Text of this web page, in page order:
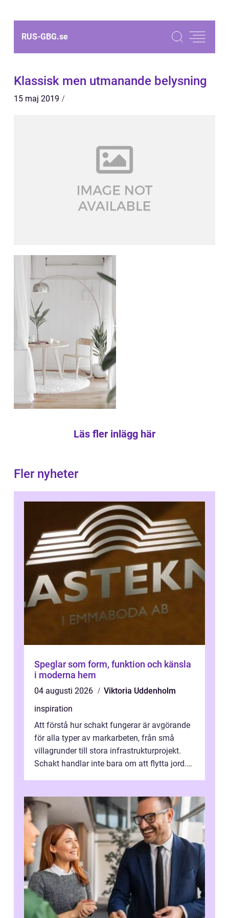
RUS-GBG.se
Klassisk men utmanande belysning
15 maj 2019
Läs fler inlägg här
Fler nyheter
Speglar som form, funktion och känsla
i moderna hem
04 augusti 2026
Viktoria Uddenholm
inspiration
Att förstå hur schakt fungerar är avgörande
för alla typer av markarbeten, från små
villagrunder till stora infrastrukturprojekt.
Schakt handlar inte bara om att flytta jord.